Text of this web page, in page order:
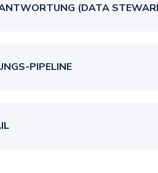
(DATA
PIPELINE